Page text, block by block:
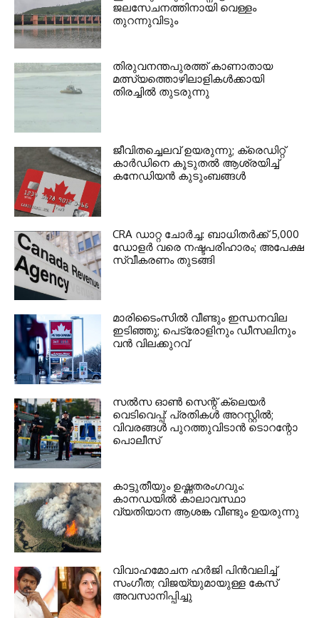
ജലസേചനത്തിനായി വെള്ളം
തുറന്നുവിടും
തിരുവനന്തപുരത്ത് കാണാതായ
മത്സ്യത്തൊഴിലാളികള്‍ക്കായി
തിരച്ചില്‍ തുടരുന്നു
ജീവിതച്ചെലവ് ഉയരുന്നു; ക്രെഡിറ്റ്
കാർഡിനെ കൂടുതൽ ആശ്രയിച്ച്
കനേഡിയൻ കുടുംബങ്ങൾ
CRA ഡാറ്റ ചോർച്ച: ബാധിതർക്ക് 5,000
ഡോളർ വരെ നഷ്ടപരിഹാരം; അപേക്ഷ
സ്വീകരണം തുടങ്ങി
മാരിടൈംസിൽ വീണ്ടും ഇന്ധനവില
ഇടിഞ്ഞു; പെട്രോളിനും ഡീസലിനും
വൻ വിലക്കുറവ്
സൽസ ഓൺ സെന്റ് ക്ലെയർ
വെടിവെപ്പ്: പ്രതികൾ അറസ്റ്റിൽ;
വിവരങ്ങൾ പുറത്തുവിടാൻ ടൊറന്റോ
പൊലീസ്
കാട്ടുതീയും ഉഷ്ണതരംഗവും:
കാനഡയിൽ കാലാവസ്ഥാ
വ്യതിയാന ആശങ്ക വീണ്ടും ഉയരുന്നു
വിവാഹമോചന ഹർജി പിൻവലിച്ച്
സംഗീത; വിജയ്‌യുമായുള്ള കേസ്
അവസാനിപ്പിച്ചു